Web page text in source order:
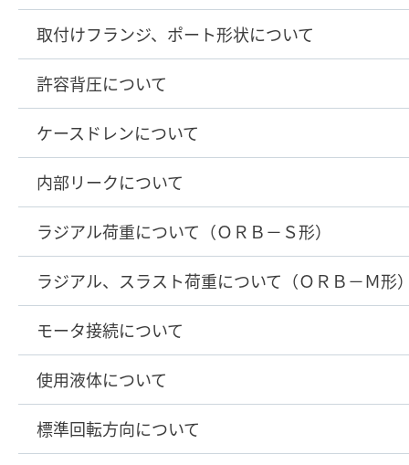
取付けフランジ、ポート形状について
許容背圧について
ケースドレンについて
内部リークについて
ラジアル荷重について（ＯＲＢ－Ｓ形）
ラジアル、スラスト荷重について（ＯＲＢ－Ｍ形
モータ接続について
使用液体について
標準回転方向について